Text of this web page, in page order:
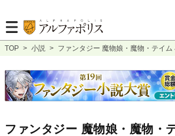
TOP > 小説 > ファンタジー 魔物娘・魔物・テイム
ファンタジー 魔物娘・魔物・